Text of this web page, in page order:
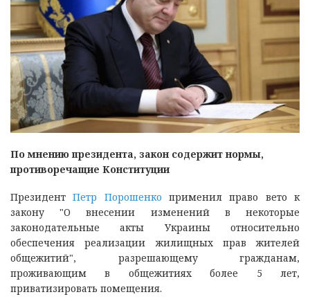
По мнению президента, закон содержит нормы,
противоречащие Конституции
ПрезидентПетр Порошенко применил право вето к
закону "О внесении изменений в некоторые
законодательные акты Украины относительно
обеспечения реализации жилищных прав жителей
общежитий", разрешающему гражданам,
проживающим в общежитиях более 5 лет,
приватизировать помещения.